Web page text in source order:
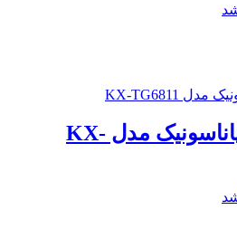
تلفن بی سیم پاناسونیک مدل KX-